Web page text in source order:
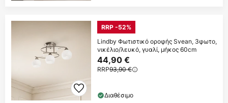
RRP -52%
Lindby Φωτιστικό οροφής Svean, 3φωτο,
νικέλιο/λευκό, γυαλί, μήκος 60cm
44,90 €
RRP93,90 €
Διαθέσιμο